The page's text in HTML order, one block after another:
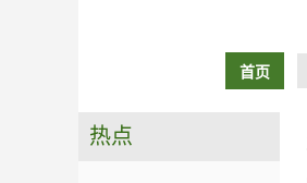
首页
热点